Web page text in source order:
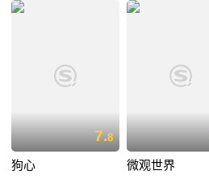
7.8
狗心 微观世界